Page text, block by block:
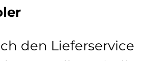
den Lieferservice